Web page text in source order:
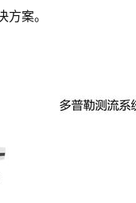
案。